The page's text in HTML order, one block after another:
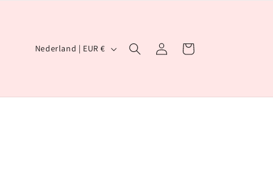
L
Nederland | EUR € InloggenWinkelwagen